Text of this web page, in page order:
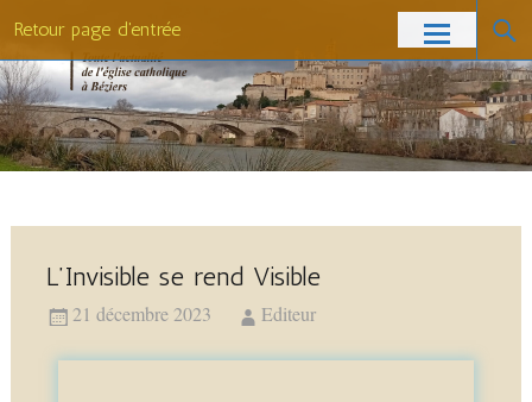
Retour page d'entrée
L’Invisible se rend Visible
21 décembre 2023 Editeur